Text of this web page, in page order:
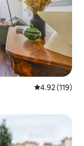
5 ರಲ್ಲಿ 4.92
4.92 (119)